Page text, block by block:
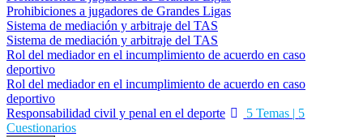
Prohibiciones a jugadores de Grandes Ligas
Sistema de mediación y arbitraje del TAS
Sistema de mediación y arbitraje del TAS
Rol del mediador en el incumplimiento de acuerdo en caso
deportivo
Rol del mediador en el incumplimiento de acuerdo en caso
deportivo
Responsabilidad civil y penal en el deporte
5 Temas | 5
Cuestionarios